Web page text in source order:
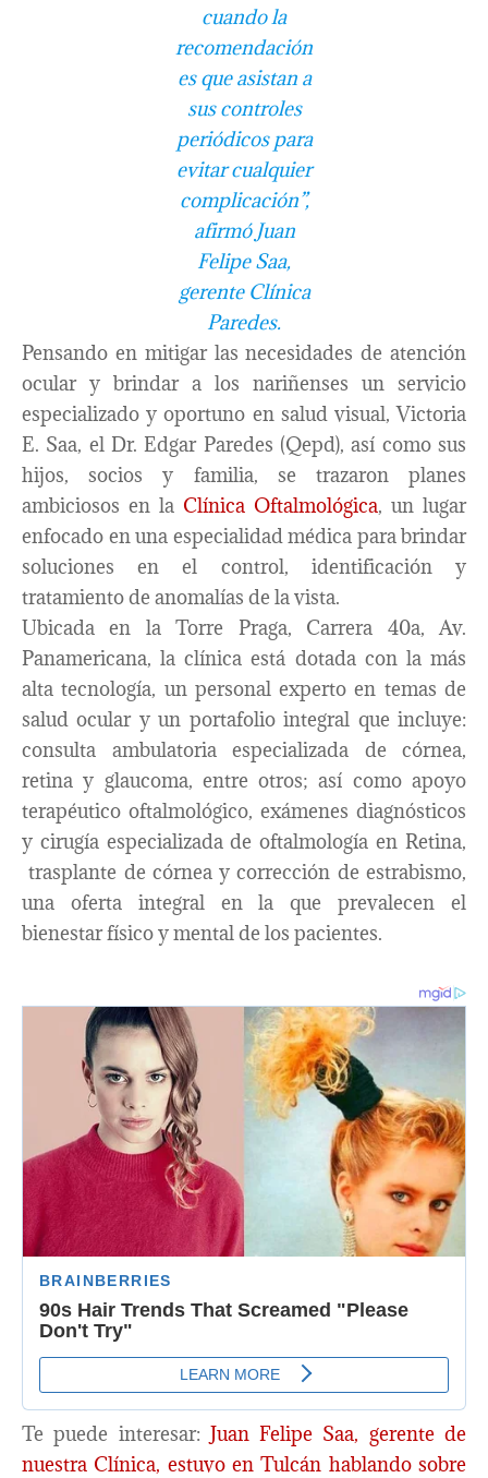
cuando la
recomendación
es que asistan a
sus controles
periódicos para
evitar cualquier
complicación”,
afirmó Juan
Felipe Saa,
gerente Clínica
Paredes.
Pensando en mitigar las necesidades de atención
ocular y brindar a los nariñenses un servicio
especializado y oportuno en salud visual, Victoria
E. Saa, el Dr. Edgar Paredes (Qepd), así como sus
hijos, socios y familia, se trazaron planes
ambiciosos en la Clínica Oftalmológica, un lugar
enfocado en una especialidad médica para brindar
soluciones en el control, identificación y
tratamiento de anomalías de la vista.
Ubicada en la Torre Praga, Carrera 40a, Av.
Panamericana, la clínica está dotada con la más
alta tecnología, un personal experto en temas de
salud ocular y un portafolio integral que incluye:
consulta ambulatoria especializada de córnea,
retina y glaucoma, entre otros; así como apoyo
terapéutico oftalmológico, exámenes diagnósticos
y cirugía especializada de oftalmología en Retina,
trasplante de córnea y corrección de estrabismo,
una oferta integral en la que prevalecen el
bienestar físico y mental de los pacientes.
Te puede interesar: Juan Felipe Saa, gerente de
nuestra Clínica, estuvo en Tulcán hablando sobre